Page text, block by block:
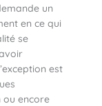
un
en ce qui
se
est
ou encore